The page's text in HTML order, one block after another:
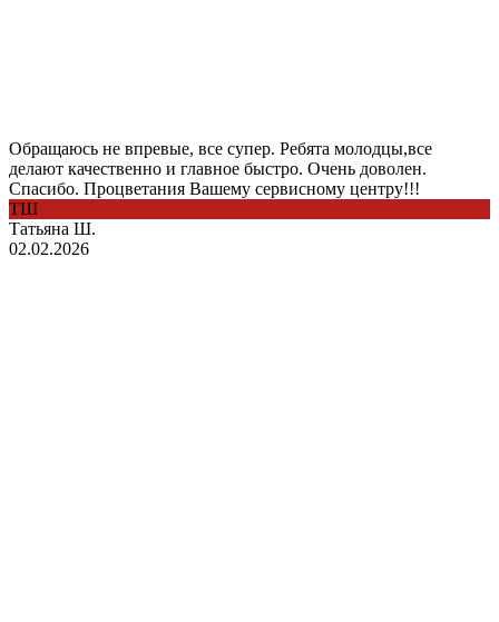
Обращаюсь не впревые, все супер. Ребята молодцы,все
делают качественно и главное быстро. Очень доволен.
Спасибо. Процветания Вашему сервисному центру!!!
ТШ
Татьяна Ш.
02.02.2026